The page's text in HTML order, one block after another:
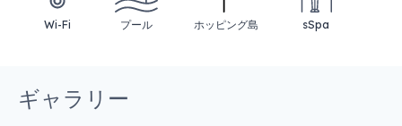
Wi-Fi プール ホッピング島 sSpa
ギャラリー